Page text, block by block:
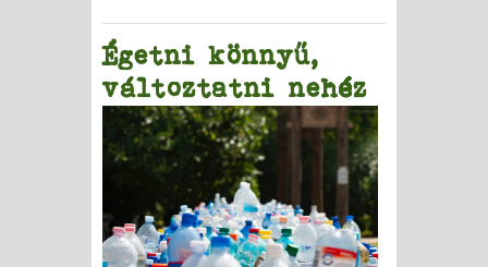
Égetni könnyű,
változtatni nehéz